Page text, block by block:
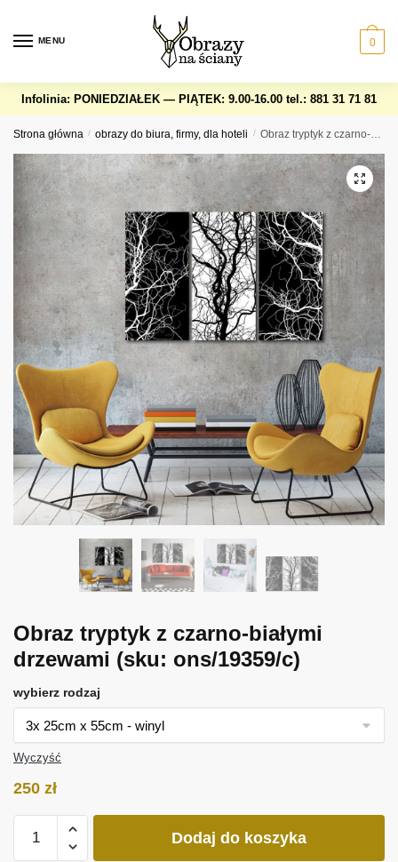
navigation
content
MENU 0
Infolinia: PONIEDZIAŁEK — PIĄTEK: 9.00-16.00 tel.: 881 31 71 81
Strona główna / obrazy do biura, firmy, dla hoteli / Obraz tryptyk z czarno-białymi drzewami
Obraz tryptyk z czarno-białymi
drzewami (sku: ons/19359/c)
wybierz rodzaj
Wyczyść
250 zł
Obraz
Dodaj do koszyka